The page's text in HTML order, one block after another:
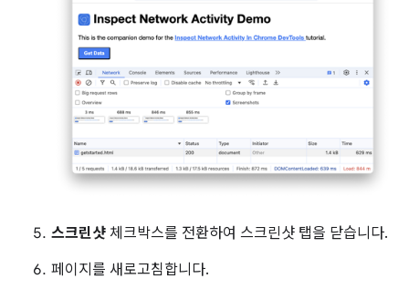
스크린샷 체크박스를 전환하여 스크린샷 탭을 닫습니다.
페이지를 새로고침합니다.